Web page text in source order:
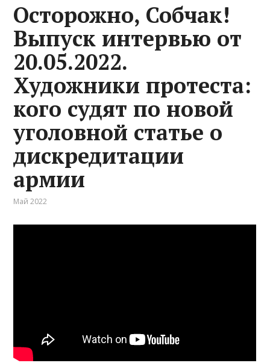
Осторожно, Собчак!
Выпуск интервью от
20.05.2022.
Художники протеста:
кого судят по новой
уголовной статье о
дискредитации
армии
Май 2022